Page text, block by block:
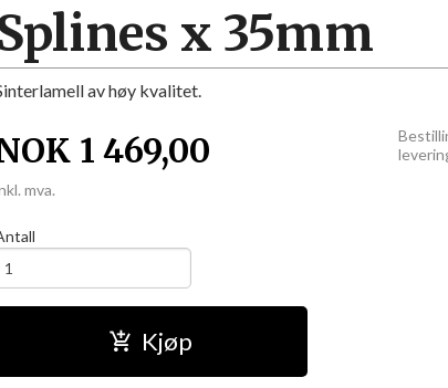
x 35mm
av høy kvalitet.
1 469,00
mva.
Kjøp